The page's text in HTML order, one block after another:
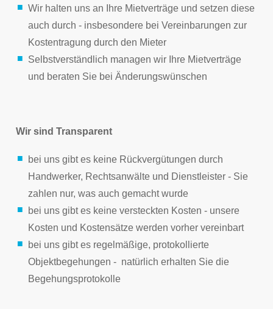
Wir halten uns an Ihre Mietverträge und setzen diese
auch durch - insbesondere bei Vereinbarungen zur
Kostentragung durch den Mieter
Selbstverständlich managen wir Ihre Mietverträge
und beraten Sie bei Änderungswünschen
Wir sind Transparent
bei uns gibt es keine Rückvergütungen durch
Handwerker, Rechtsanwälte und Dienstleister - Sie
zahlen nur, was auch gemacht wurde
bei uns gibt es keine versteckten Kosten - unsere
Kosten und Kostensätze werden vorher vereinbart
bei uns gibt es regelmäßige, protokollierte
Objektbegehungen - natürlich erhalten Sie die
Begehungsprotokolle